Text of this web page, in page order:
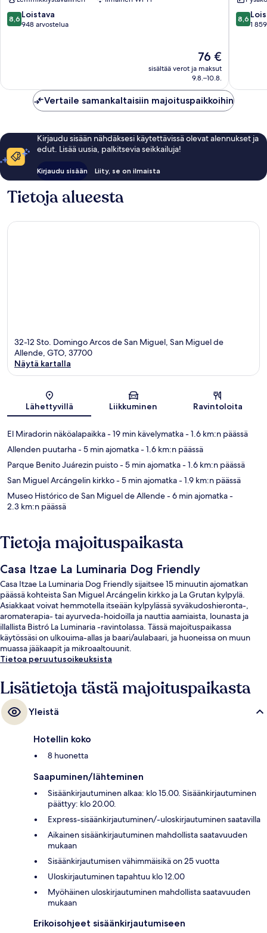
Miguel
de
Allende
8.6
kautta
8,6 Loistava
948 arvostelua
Hinta
on
76 €
76 €
sisältää verot ja maksut
9.8.–10.8.
Miguel
de
Allende
8.6
kautta
8,6
1
Vertaile samankaltaisiin majoituspaikkoihin
Kirjaudu sisään nähdäksesi käytettävissä olevat alennukset ja
edut. Lisää uusia, palkitsevia seikkailuja!
Kirjaudu sisään Liity, se on ilmaista
Tietoja alueesta
32-12 Sto. Domingo Arcos de San Miguel, San Miguel de
Allende, GTO, 37700
Näytä kartalla
Lähettyvillä Liikkuminen Ravintoloita
El Miradorin näköalapaikka- 19 min kävelymatka- 1.6 km:n päässä
Allenden puutarha- 5 min ajomatka- 1.6 km:n päässä
Parque Benito Juárezin puisto- 5 min ajomatka- 1.6 km:n päässä
San Miguel Arcángelin kirkko- 5 min ajomatka- 1.9 km:n päässä
Museo Histórico de San Miguel de Allende- 6 min ajomatka-
2.3 km:n päässä
Tietoja majoituspaikasta
Casa Itzae La Luminaria Dog Friendly
Casa Itzae La Luminaria Dog Friendly sijaitsee 15 minuutin ajomatkan
päässä kohteista San Miguel Arcángelin kirkko ja La Grutan kylpylä.
Asiakkaat voivat hemmotella itseään kylpylässä syväkudoshieronta-,
aromaterapia- tai ayurveda-hoidoilla ja nauttia aamiaista, lounasta ja
illallista Bistró La Luminaria -ravintolassa. Tässä majoituspaikassa
käytössäsi on ulkouima-allas ja baari/aulabaari, ja huoneissa on muun
muassa jääkaapit ja mikroaaltouunit.
Tietoa peruutusoikeuksista
Lisätietoja tästä majoituspaikasta
Yleistä
Hotellin koko
8 huonetta
Saapuminen/lähteminen
Sisäänkirjautuminen alkaa: klo 15.00. Sisäänkirjautuminen
päättyy: klo 20.00.
Express-sisäänkirjautuminen/-uloskirjautuminen saatavilla
Aikainen sisäänkirjautuminen mahdollista saatavuuden
mukaan
Sisäänkirjautumisen vähimmäisikä on 25 vuotta
Uloskirjautuminen tapahtuu klo 12.00
Myöhäinen uloskirjautuminen mahdollista saatavuuden
mukaan
Erikoisohjeet sisäänkirjautumiseen